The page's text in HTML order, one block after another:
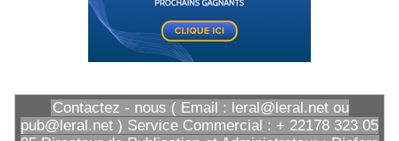
Contactez - nous ( Email : leral@leral.net ou
pub@leral.net ) Service Commercial : + 22178 323 05